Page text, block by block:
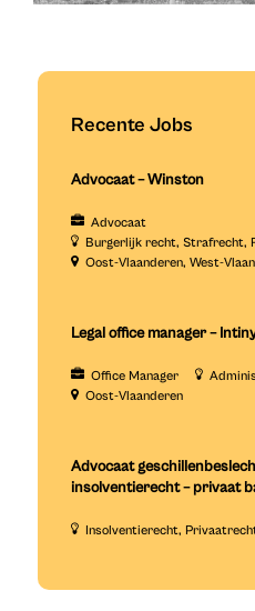
Recente Jobs
Advocaat – Winston
Advocaat
Burgerlijk recht Strafrecht
Oost-Vlaanderen West-
Legal office manager –
Office Manager
Oost-Vlaanderen
Advocaat
insolventierecht – privaat
Insolventierecht